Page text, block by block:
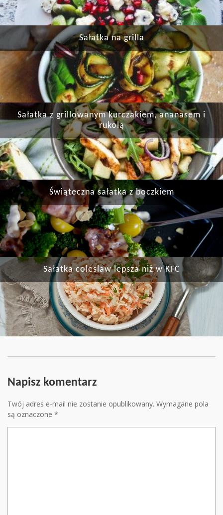
Sałatka na grilla
Sałatka z grillowanym kurczakiem, ananasem i
rukolą
Świąteczna sałatka z boczkiem
Sałatka coleslaw lepsza niż w KFC
Napisz komentarz
Twój adres e-mail nie zostanie opublikowany. Wymagane pola
są oznaczone *